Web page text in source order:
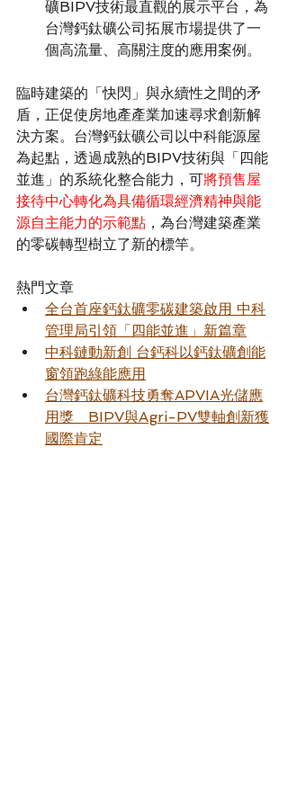
礦BIPV技術最直觀的展示平台，為
台灣鈣鈦礦公司拓展市場提供了一
個高流量、高關注度的應用案例。
臨時建築的「快閃」與永續性之間的矛
盾，正促使房地產產業加速尋求創新解
決方案。台灣鈣鈦礦公司以中科能源屋
為起點，透過成熟的BIPV技術與「四能
並進」的系統化整合能力，可將預售屋
接待中心轉化為具備循環經濟精神與能
源自主能力的示範點 ，為台灣建築產業
的零碳轉型樹立了新的標竿。
熱門文章
全台首座鈣鈦礦零碳建築啟用 中科
管理局引領「四能並進」新篇章
中科鏈動新創 台鈣科以鈣鈦礦創能
窗領跑綠能應用
台灣鈣鈦礦科技勇奪APVIA光儲應
用獎　BIPV與Agri-PV雙軸創新獲
國際肯定